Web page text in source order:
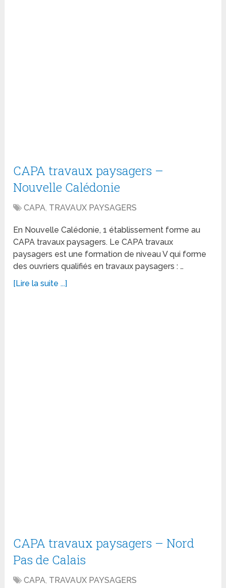
CAPA travaux paysagers –
Nouvelle Calédonie
CAPA, TRAVAUX PAYSAGERS
En Nouvelle Calédonie, 1 établissement forme au
CAPA travaux paysagers. Le CAPA travaux
paysagers est une formation de niveau V qui forme
des ouvriers qualifiés en travaux paysagers : …
[Lire la suite ...]
CAPA travaux paysagers – Nord
Pas de Calais
CAPA, TRAVAUX PAYSAGERS